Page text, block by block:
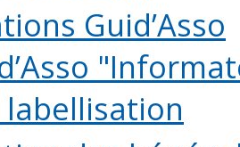
Guid’Asso
labellisation